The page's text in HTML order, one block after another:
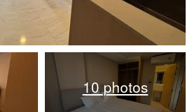
10 photos